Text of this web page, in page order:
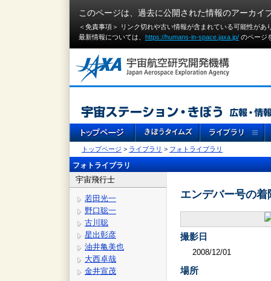
このページは、過去に公開された情報のアーカイ
＜免責事項＞ リンク切れや古い情報が含まれている可能性が
最新情報については、 https://humans-in-space.jaxa.jp/ のページ
トップページ > ライブラリ > フォトライブラリ
フォトライブラリ
宇宙飛行士
若田光一
野口聡一
古川聡
星出彰彦
油井亀美也
大西卓哉
金井宣茂
エンデバー号の
撮影日
2008/12/01
場所